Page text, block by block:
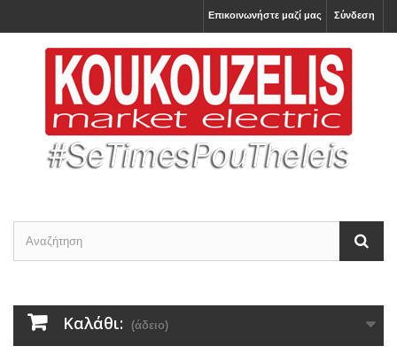
Σύνδεση
Επικοινωνήστε μαζί μας
Καλάθι: (άδειο)